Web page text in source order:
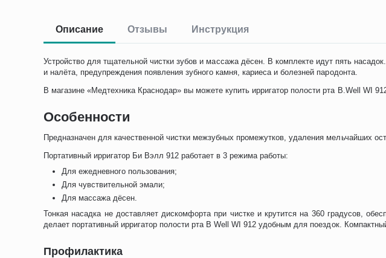
Описание Отзывы Инструкция
Устройство для тщательной чистки зубов и массажа дёсен. В комплекте идут пять
и налёта, предупреждения появления зубного камня, кариеса и болезней пародонта.
В магазине «Медтехника Краснодар» вы можете купить ирригатор полости рта B.Well WI
Особенности
Предназначен для качественной чистки межзубных промежутков, удаления мельчайших
Портативный ирригатор Би Вэлл 912 работает в 3 режима работы:
Для ежедневного пользования;
Для чувствительной эмали;
Для массажа дёсен.
Тонкая насадка не доставляет дискомфорта при чистке и крутится на 360 градусов,
делает портативный ирригатор полости рта B Well WI 912 удобным для поездок.
Профилактика